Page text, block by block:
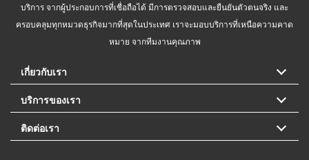
บริการ จากผู้ประกอบการที่เชื่อถือได้ มีการตรวจสอบและยืนยันตัวตนจริง และ
ครอบคลุมทุกหมวดธุรกิจมากที่สุดในประเทศ เราจะมอบบริการที่เหนือความคาด
หมาย จากทีมงานคุณภาพ
เกี่ยวกับเรา
บริการของเรา
ติดต่อเรา